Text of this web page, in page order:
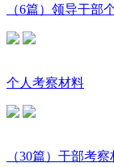
（6篇）领导干部
个人考察材料
（30篇）干部考